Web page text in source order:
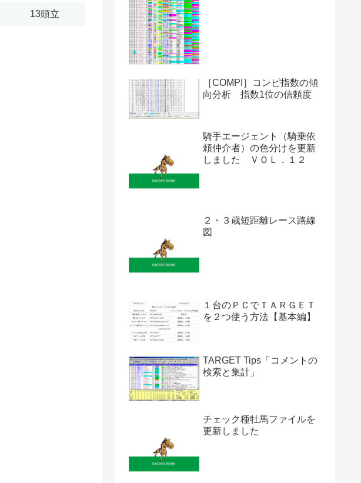
13頭立
［COMPI］コンピ指数の傾
向分析 指数1位の信頼度
騎手エージェント（騎乗依
頼仲介者）の色分けを更新
しました ＶＯＬ．１２
２・３歳短距離レース路線
図
１台のＰＣでＴＡＲＧＥＴ
を２つ使う方法【基本編】
TARGET Tips「コメントの
検索と集計」
チェック種牡馬ファイルを
更新しました